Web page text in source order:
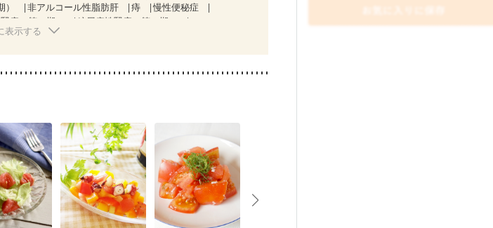
非アルコール性脂肪肝 痔
慢性便秘症
症（第１期）
糖尿病性腎症（第２期）
テージ２）
妊娠糖尿病(初期) 産後（母乳）
産後（混合栄養）
表示する